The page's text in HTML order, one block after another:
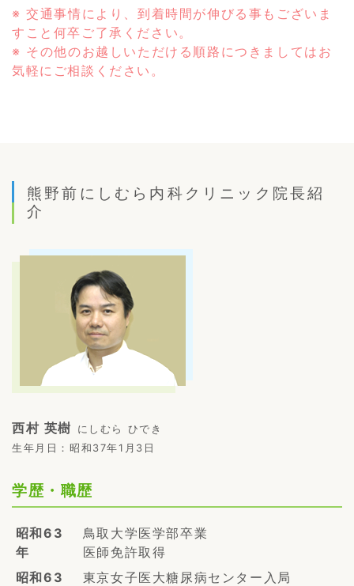
※ 交通事情により、到着時間が伸びる事もございま
すこと何卒ご了承ください。
※ その他のお越しいただける順路につきましてはお
気軽にご相談ください。
熊野前にしむら内科クリニック院長紹
介
西村 英樹
にしむら ひでき
生年月日：昭和37年1月3日
学歴・職歴
昭和63
年
鳥取大学医学部卒業
医師免許取得
昭和63
東京女子医大糖尿病センター入局